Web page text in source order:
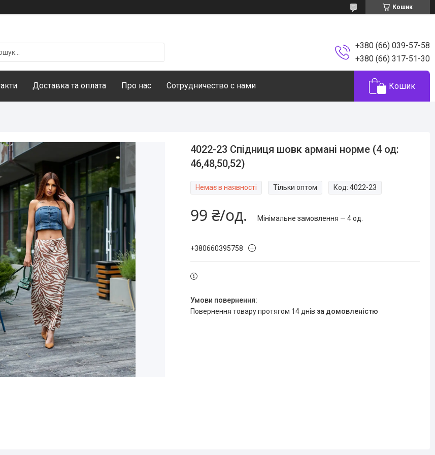
Кошик
+380 (66) 039-57-58
+380 (66) 317-51-30
Доставка та оплата Про нас Сотрудничество с нами Кошик
4022-23 Спідниця шовк армані норме (4 од:
46,48,50,52)
Немає в наявності Тільки оптом Код:4022-23
99 ₴/од. Мінімальне замовлення — 4 од.
+380660395758
повернення товару протягом 14 днів за домовленістю